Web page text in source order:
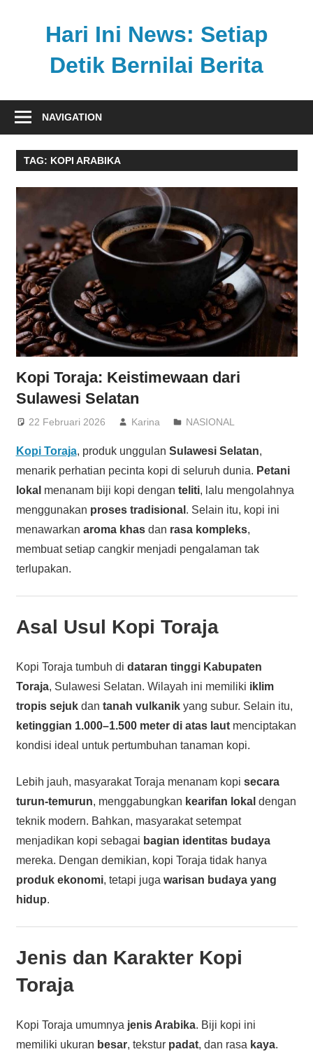
Hari Ini News: Setiap
Detik Bernilai Berita
nasional
internasional
tercepat
henti
NAVIGATION
TAG: KOPI ARABIKA
Kopi Toraja: Keistimewaan dari
Sulawesi Selatan
22 Februari 2026 Karina NASIONAL
Kopi Toraja, produk unggulan Sulawesi Selatan,
menarik perhatian pecinta kopi di seluruh dunia. Petani
lokal menanam biji kopi dengan teliti, lalu mengolahnya
menggunakan proses tradisional . Selain itu, kopi ini
menawarkan aroma khasdan rasa kompleks,
membuat setiap cangkir menjadi pengalaman tak
terlupakan.
Asal Usul Kopi Toraja
Kopi Toraja tumbuh di dataran tinggi Kabupaten
Toraja, Sulawesi Selatan. Wilayah ini memiliki iklim
tropis sejukdan tanah vulkanikyang subur. Selain itu,
ketinggian 1.000–1.500 meter di atas lautmenciptakan
kondisi ideal untuk pertumbuhan tanaman kopi.
Lebih jauh, masyarakat Toraja menanam kopi secara
turun-temurun, menggabungkan kearifan lokal dengan
teknik modern. Bahkan, masyarakat setempat
menjadikan kopi sebagai bagian identitas budaya
mereka. Dengan demikian, kopi Toraja tidak hanya
produk ekonomi, tetapi juga warisan budaya yang
hidup.
Jenis dan Karakter Kopi
Toraja
Kopi Toraja umumnya jenis Arabika. Biji kopi ini
memiliki ukuran besar, tekstur padat, dan rasa kaya.